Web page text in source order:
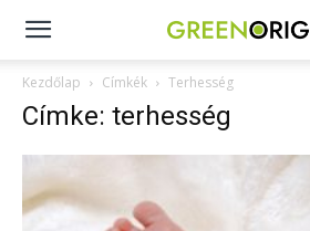
Green
Origo
portál
Kezdőlap Címkék Terhesség
Címke: terhesség